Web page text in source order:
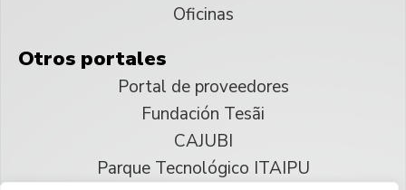
Oficinas
Otros portales
Portal de proveedores
Fundación Tesãi
CAJUBI
Parque Tecnológico ITAIPU